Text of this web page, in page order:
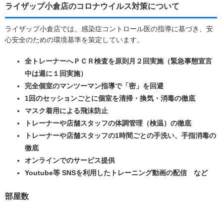
ライザップ小倉店のコロナウイルス対策について
ライザップ小倉店では、感染症コントロール医の指導に基づき、安
心安全のための環境基準を策定しています。
全トレーナーへＰＣＲ検査を原則月２回実施（緊急事態宣言
中は週に１回実施）
完全個室のマンツーマン指導で「密」を回避
1回のセッションごとに個室を清掃・換気・消毒の徹底
マスク着用による飛沫防止
トレーナーや店舗スタッフの体調管理（検温）の徹底
トレーナーや店舗スタッフの1時間ごとの手洗い、手指消毒の
徹底
オンラインでのサービス提供
Youtube等 SNSを利用したトレーニング動画の配信 など
部屋数